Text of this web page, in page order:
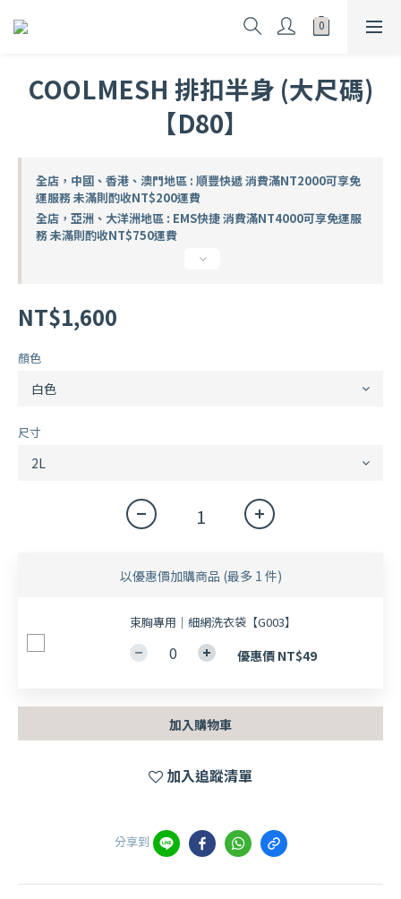
COOLMESH 排扣半身 (大尺碼)
【D80】
全店，中國、香港、澳門地區 : 順豐快遞 消費滿NT2000可享免
運服務 未滿則酌收NT$200運費
全店，亞洲、大洋洲地區 : EMS快捷 消費滿NT4000可享免運服
務 未滿則酌收NT$750運費
NT$1,600
顏色
尺寸
以優惠價加購商品 (最多 1 件)
束胸專用｜細網洗衣袋【G003】
優惠價 NT$49
加入購物車
加入追蹤清單
分享到